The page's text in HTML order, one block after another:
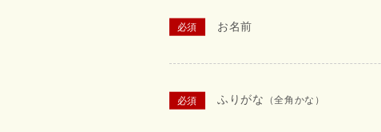
お名前
ふりがな （全角かな）